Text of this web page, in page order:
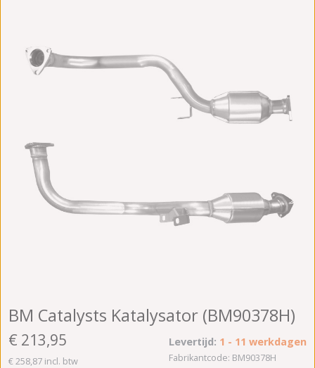
BM Catalysts Katalysator (BM90378H)
€ 213,95
€ 258,87 incl. btw
Levertijd: 1 - 11 werkdagen
Fabrikantcode: BM90378H